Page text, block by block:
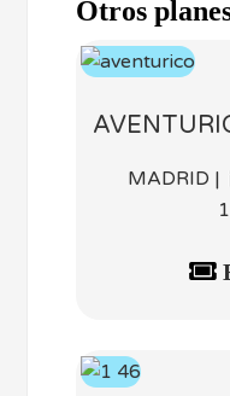
Otros
MADRID |